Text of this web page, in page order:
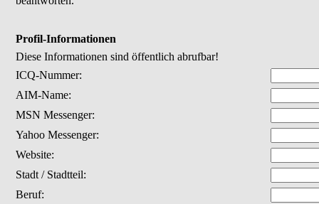
Profil-Informationen
Diese Informationen sind öffentlich abrufbar!
ICQ-Nummer:
AIM-Name:
MSN Messenger:
Yahoo Messenger:
Website:
Stadt / Stadtteil:
Beruf: